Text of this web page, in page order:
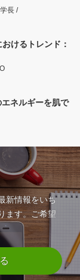
長 /
けるトレンド：
ネルギーを肌で
新情報をいち
ます。ご希望